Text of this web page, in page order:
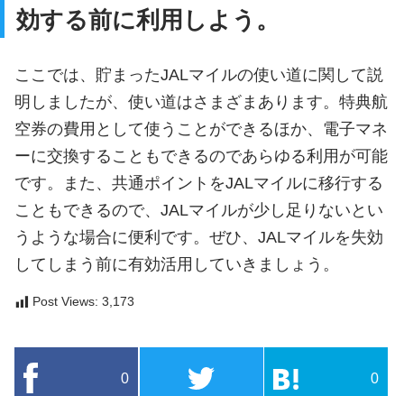
効する前に利用しよう。
ここでは、貯まったJALマイルの使い道に関して説
明しましたが、使い道はさまざまあります。特典航
空券の費用として使うことができるほか、電子マネ
ーに交換することもできるのであらゆる利用が可能
です。また、共通ポイントをJALマイルに移行する
こともできるので、JALマイルが少し足りないとい
うような場合に便利です。ぜひ、JALマイルを失効
してしまう前に有効活用していきましょう。
Post Views: 3,173
0 0